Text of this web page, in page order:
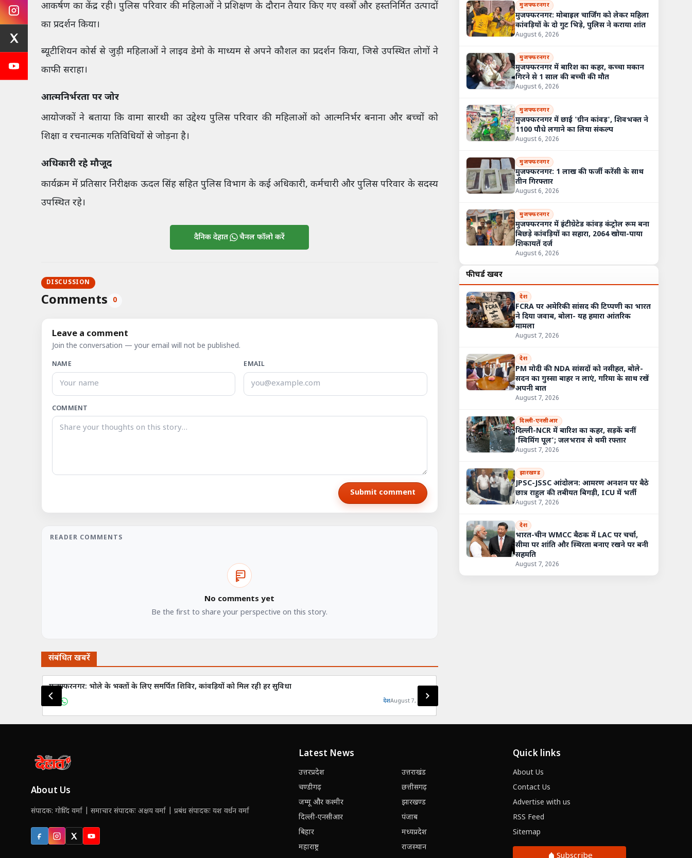
आकर्षण का केंद्र रही। पुलिस परिवार की महिलाओं ने प्रशिक्षण के दौरान तैयार किए गए वस्त्रों और हस्तनिर्मित उत्पादों
का प्रदर्शन किया।
ब्यूटीशियन कोर्स से जुड़ी महिलाओं ने लाइव डेमो के माध्यम से अपने कौशल का प्रदर्शन किया, जिसे उपस्थित लोगों ने
काफी सराहा।
आत्मनिर्भरता पर जोर
आयोजकों ने बताया कि वामा सारथी का उद्देश्य पुलिस परिवार की महिलाओं को आत्मनिर्भर बनाना और बच्चों को
शिक्षा व रचनात्मक गतिविधियों से जोड़ना है।
अधिकारी रहे मौजूद
कार्यक्रम में प्रतिसार निरीक्षक ऊदल सिंह सहित पुलिस विभाग के कई अधिकारी, कर्मचारी और पुलिस परिवार के सदस्य
उपस्थित रहे।
दैनिक देहात चैनल फॉलो करें
DISCUSSION
Comments 0
Leave a comment
Join the conversation — your email will not be published.
NAME EMAIL
COMMENT
Submit comment
READER COMMENTS
No comments yet
Be the first to share your perspective on this story.
संबंधित खबरें
मुजफ्फरनगर: भोले के भक्तों के लिए समर्पित शिविर, कांवड़ियों को मिल रही हर सुविधा
देशAugust 7, 2026
मुजफ्फरनगर
मुजफ्फरनगर: मोबाइल चार्जिंग को लेकर महिला
कांवड़ियों के दो गुट भिड़े, पुलिस ने कराया शांत
August 6, 2026
मुजफ्फरनगर
मुजफ्फरनगर में बारिश का कहर, कच्चा मकान
गिरने से 1 साल की बच्ची की मौत
August 6, 2026
मुजफ्फरनगर
मुजफ्फरनगर में छाई 'ग्रीन कांवड़', शिवभक्त ने
1100 पौधे लगाने का लिया संकल्प
August 6, 2026
मुजफ्फरनगर
मुजफ्फरनगर: 1 लाख की फर्जी करेंसी के साथ
तीन गिरफ्तार
August 6, 2026
मुजफ्फरनगर
मुजफ्फरनगर में इंटीग्रेटेड कांवड़ कंट्रोल रूम बना
बिछड़े कांवड़ियों का सहारा, 2064 खोया-पाया
शिकायतें दर्ज
August 6, 2026
फीचर्ड खबरें
देश
FCRA पर अमेरिकी सांसद की टिप्पणी का भारत
ने दिया जवाब, बोला- यह हमारा आंतरिक
मामला
August 7, 2026
देश
PM मोदी की NDA सांसदों को नसीहत, बोले-
सदन का गुस्सा बाहर न लाएं, गरिमा के साथ रखें
अपनी बात
August 7, 2026
दिल्ली-एनसीआर
दिल्ली-NCR में बारिश का कहर, सड़कें बनीं
'स्विमिंग पूल'; जलभराव से थमी रफ्तार
August 7, 2026
झारखण्ड
JPSC-JSSC आंदोलन: आमरण अनशन पर बैठे
छात्र राहुल की तबीयत बिगड़ी, ICU में भर्ती
August 7, 2026
देश
भारत-चीन WMCC बैठक में LAC पर चर्चा,
सीमा पर शांति और स्थिरता बनाए रखने पर बनी
सहमति
August 7, 2026
About Us
संपादक: गोविंद वर्मा | समाचार संपादकः अक्षय वर्मा | प्रबंध संपादकः यश वर्धन वर्मा
FacebookInstagram
X (Twitter)
YouTube
Latest News
उत्तरप्रदेश
उत्तराखंड
चण्डीगढ़
छत्तीसगढ़
जम्मू और कश्मीर
झारखण्ड
दिल्ली-एनसीआर
पंजाब
बिहार
मध्यप्रदेश
महाराष्ट्र
राजस्थान
Quick links
About Us
Contact Us
Advertise with us
RSS Feed
Sitemap